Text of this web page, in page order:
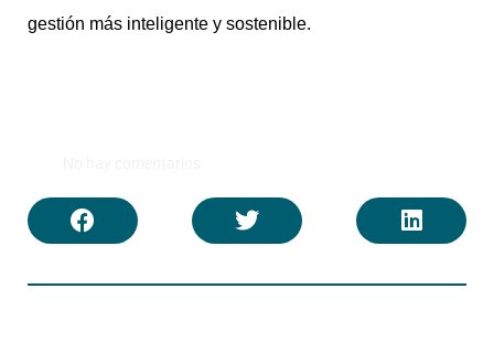
gestión más inteligente y sostenible.